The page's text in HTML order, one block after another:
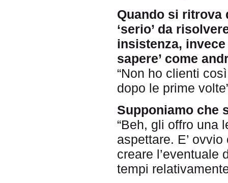
Quando si ritrova
‘serio’ da
insistenza,
sapere’ come
“Non ho clienti
dopo le prime
Supponiamo che
“Beh, gli offro una
aspettare. E’
creare l’eventuale
tempi